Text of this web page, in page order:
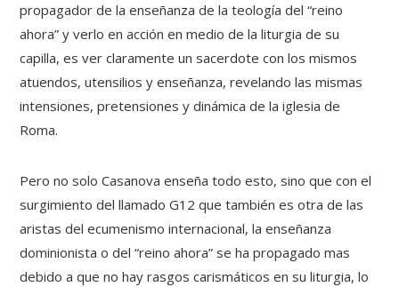
propagador de la enseñanza de la teología del “reino
ahora” y verlo en acción en medio de la liturgia de su
capilla, es ver claramente un sacerdote con los mismos
atuendos, utensilios y enseñanza, revelando las mismas
intensiones, pretensiones y dinámica de la iglesia de
Roma.
Pero no solo Casanova enseña todo esto, sino que con el
surgimiento del llamado G12 que también es otra de las
aristas del ecumenismo internacional, la enseñanza
dominionista o del “reino ahora” se ha propagado mas
debido a que no hay rasgos carismáticos en su liturgia, lo